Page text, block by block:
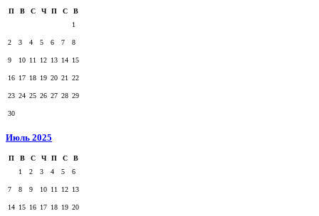
П В С Ч П С
В
1
2 3 4 5 6 7 8
9 10 11 12 13 14 15
16 17 18 19 20 21 22
23 24 25 26 27 28 29
30
Июль 2025
П В С Ч П С
В
1
2 3 4 5 6
7 8 9 10 11 12 13
14 15 16 17 18 19 20